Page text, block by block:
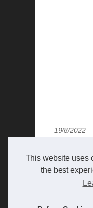
This website uses
the best
19/8/2022
31/10/2013